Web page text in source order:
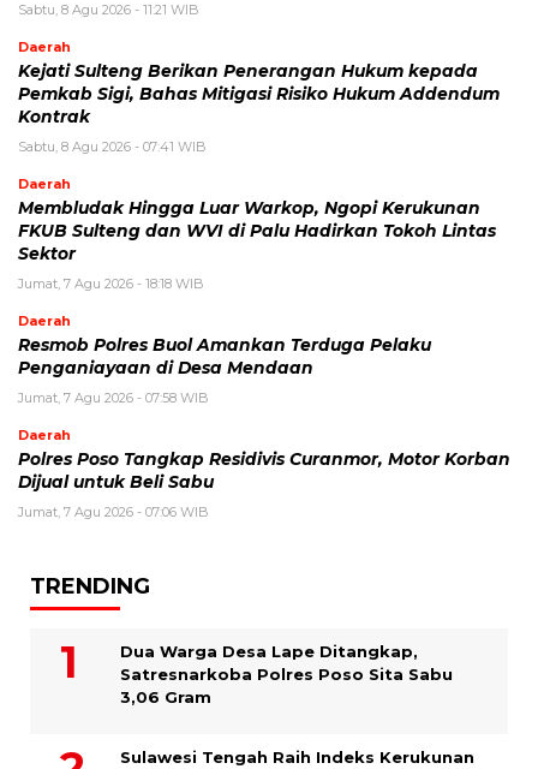
Sabtu, 8 Agu 2026 - 11:21 WIB
Daerah
Kejati Sulteng Berikan Penerangan Hukum kepada
Pemkab Sigi, Bahas Mitigasi Risiko Hukum Addendum
Kontrak
Sabtu, 8 Agu 2026 - 07:41 WIB
Daerah
Membludak Hingga Luar Warkop, Ngopi Kerukunan
FKUB Sulteng dan WVI di Palu Hadirkan Tokoh Lintas
Sektor
Jumat, 7 Agu 2026 - 18:18 WIB
Daerah
Resmob Polres Buol Amankan Terduga Pelaku
Penganiayaan di Desa Mendaan
Jumat, 7 Agu 2026 - 07:58 WIB
Daerah
Polres Poso Tangkap Residivis Curanmor, Motor Korban
Dijual untuk Beli Sabu
Jumat, 7 Agu 2026 - 07:06 WIB
TRENDING
Dua Warga Desa Lape Ditangkap,
Satresnarkoba Polres Poso Sita Sabu
3,06 Gram
Sulawesi Tengah Raih Indeks Kerukunan